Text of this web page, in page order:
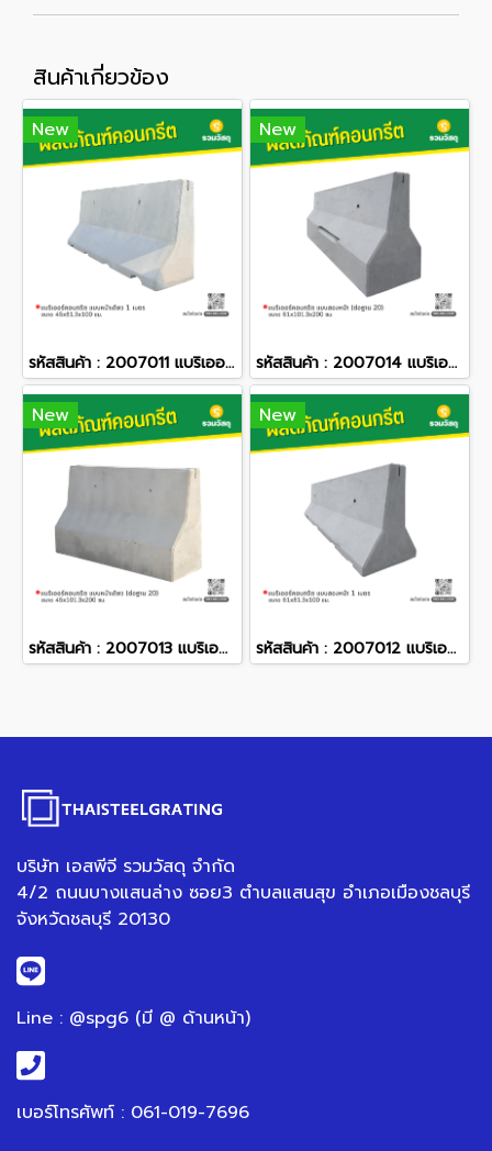
สินค้าเกี่ยวข้อง
New
รหัสสินค้า : 2007011 แบริเออร์คอนกรีต แบบหน้าเดียว 1 เมตร ขนาด 45x81.3x100 ซม.
New
รหัสสินค้า : 2007014 แบริเออร์คอนกรีต แบบสองหน้า (ต่อฐาน 20) ขนาด 61x101.3x200 ซม.
New
รหัสสินค้า : 2007013 แบริเออร์คอนกรีต แบบหน้าเดียว (ต่อฐาน 20) ขนาด 45x101.3x200 ซม.
New
รหัสสินค้า : 2007012 แบริเออร์คอนกรีต แบบสองหน้า 1 เมตร ขนาด 61x81.3x100 ซม.
บริษัท เอสพีจี รวมวัสดุ จำกัด
4/2 ถนนบางแสนล่าง ซอย3 ตำบลแสนสุข อำเภอเมืองชลบุรี
จังหวัดชลบุรี 20130
Line : @spg6 (มี @ ด้านหน้า)
เบอร์โทรศัพท์ : 061-019-7696